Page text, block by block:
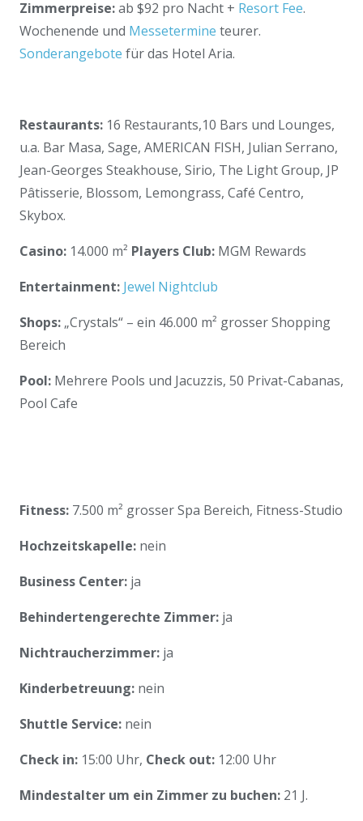
Zimmerpreise:ab $92 pro Nacht + Resort Fee.
Wochenende und Messetermine teurer.
Sonderangebote für das Hotel Aria.
Restaurants: 16 Restaurants,10 Bars und Lounges,
u.a. Bar Masa, Sage, AMERICAN FISH, Julian Serrano,
Jean-Georges Steakhouse, Sirio, The Light Group, JP
Pâtisserie, Blossom, Lemongrass, Café Centro,
Skybox.
Casino: 14.000 m² Players Club: MGM Rewards
Entertainment: Jewel Nightclub
Shops: „Crystals“ – ein 46.000 m² grosser Shopping
Bereich
Pool: Mehrere Pools und Jacuzzis, 50 Privat-Cabanas,
Pool Cafe
Fitness: 7.500 m² grosser Spa Bereich, Fitness-Studio
Hochzeitskapelle: nein
Business Center: ja
Behindertengerechte Zimmer: ja
Nichtraucherzimmer: ja
Kinderbetreuung: nein
Shuttle Service: nein
Check in: 15:00 Uhr, Check out: 12:00 Uhr
Mindestalter um ein Zimmer zu buchen: 21 J.